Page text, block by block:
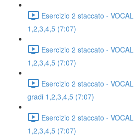
Esercizio 2 staccato -
1,2,3,4,5 (7:07)
Esercizio 2 staccato -
1,2,3,4,5 (7:07)
Esercizio 2 staccato -
gradi 1,2,3,4,5 (7:07)
Esercizio 2 staccato -
1,2,3,4,5 (7:07)